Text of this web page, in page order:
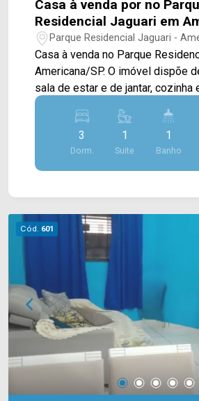
Casa à venda por no
Residencial Jaguari em
Parque Residencial Jaguari -
Casa à venda no Parque
Americana/SP. O imóvel dispõe de 150M² com
sala de estar e de jantar, cozinha
com conceito aberto e área de
dormitórios, sendo 01 suíte; > 02
sendo 01 social; > 02 vagas de
Localizado em Americana, o
área com diversos comércios
em contato com a nossa equipe
agende a sua visita!! WhatsApp e
(19) 3475-4546 ARBIX IMÓVEIS - Presente em
cada mudança!
3
Dorm.
1
Suite
1
Banho
Cód. 601